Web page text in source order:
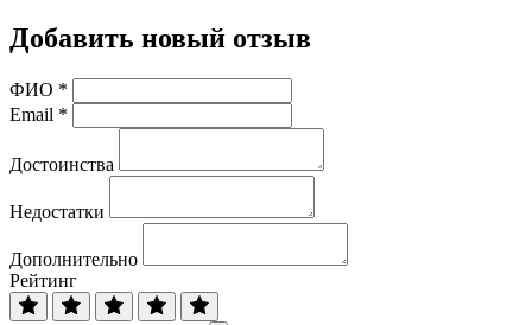
Добавить новый отзыв
ФИО *
Email *
Достоинства
Недостатки
Дополнительно
Рейтинг